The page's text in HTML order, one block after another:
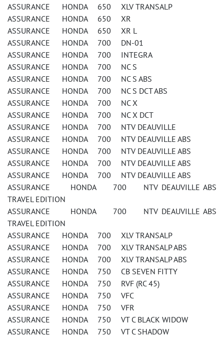
ASSURANCE HONDA 650 XLV TRANSALP
ASSURANCE HONDA 650 XR
ASSURANCE HONDA 650 XR L
ASSURANCE HONDA 700 DN-01
ASSURANCE HONDA 700 INTEGRA
ASSURANCE HONDA 700 NC S
ASSURANCE HONDA 700 NC S ABS
ASSURANCE HONDA 700 NC S DCT ABS
ASSURANCE HONDA 700 NC X
ASSURANCE HONDA 700 NC X DCT
ASSURANCE HONDA 700 NTV DEAUVILLE
ASSURANCE HONDA 700 NTV DEAUVILLE ABS
ASSURANCE HONDA 700 NTV DEAUVILLE ABS
ASSURANCE HONDA 700 NTV DEAUVILLE ABS
ASSURANCE HONDA 700 NTV DEAUVILLE ABS
ASSURANCE HONDA 700 NTV DEAUVILLE ABS
TRAVEL EDITION
ASSURANCE HONDA 700 NTV DEAUVILLE ABS
TRAVEL EDITION
ASSURANCE HONDA 700 XLV TRANSALP
ASSURANCE HONDA 700 XLV TRANSALP ABS
ASSURANCE HONDA 700 XLV TRANSALP ABS
ASSURANCE HONDA 750 CB SEVEN FITTY
ASSURANCE HONDA 750 RVF (RC 45)
ASSURANCE HONDA 750 VFC
ASSURANCE HONDA 750 VFR
ASSURANCE HONDA 750 VT C BLACK WIDOW
ASSURANCE HONDA 750 VT C SHADOW